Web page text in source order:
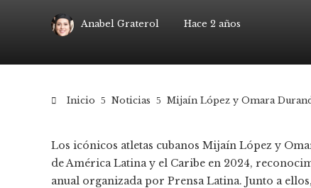
Anabel Graterol Hace 2 años
Inicio Noticias Mijaín López y Omara
Los icónicos atletas cubanos Mijaín López y
de América Latina y el Caribe en 2024,
anual organizada por Prensa Latina. Junto a